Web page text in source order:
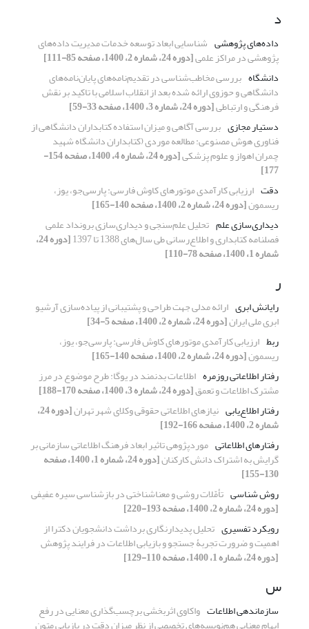
د
داده‌های پژوهشی شناسایی ابعاد توسعه خدمات مدیریت داده‌های
پژوهشی در مراکز علمی[دوره 24، شماره 2، 1400، صفحه 85-111]
دانشگاه بررسی مخاطب‌شناسی در تقدیم‌نامه‌های پایان‌نامه‌های
دانشگاهی و حوزوی ارائه شده بعد از انقلاب اسلامی با تاکید بر نقش
فرهنگی و ارتباطی[دوره 24، شماره 3، 1400، صفحه 33-59]
دستیار مجازی بررسی آگاهی و میزان استفاده کتابداران دانشگاهی از
فناوری هوش مصنوعی: مطالعه موردی (کتابداران دانشگاه شهید
چمران اهواز و علوم پزشکی [دوره 24، شماره 4، 1400، صفحه 154-
177]
دقت ارزیابی کارآمدی موتورهای کاوش فارسی: پارسی‌جو، یوز،
ریسمون[دوره 24، شماره 2، 1400، صفحه 140-165]
دیداری‌سازی علم تحلیل علم‌سنجی و دیداری‌سازی برونداد علمی
فصلنامه کتابداری و اطلاع‌رسانی طی سال‌های 1388 تا 1397 [دوره 24،
شماره 1، 1400، صفحه 78-110]
ر
رایانش ابری ارائه مدلی جهت طراحی و پشتیبانی از پیاده‌سازی آرشیو
ابری ملی ایران[دوره 24، شماره 2، 1400، صفحه 5-34]
ربط ارزیابی کارآمدی موتورهای کاوش فارسی: پارسی‌جو، یوز،
ریسمون[دوره 24، شماره 2، 1400، صفحه 140-165]
رفتار اطلاعاتی روزمره اطلاعات بدنمند در یوگا: طرح موضوع در مرز
مشترک اطلاعات و تعمق[دوره 24، شماره 3، 1400، صفحه 170-188]
رفتار اطلاع‌یابی نیازهای اطلاعاتی حقوقی وکلای شهر تهران [دوره 24،
شماره 2، 1400، صفحه 166-192]
رفتارهای اطلاعاتی موردپژوهی تاثیر ابعاد فرهنگ اطلاعاتی سازمانی بر
گرایش به اشتراک دانش کارکنان [دوره 24، شماره 1، 1400، صفحه
130-155]
روش شناسی تأمّلات روشی و معناشناختی در بازشناسی سیره عفیفی
[دوره 24، شماره 2، 1400، صفحه 193-220]
رویکرد تفسیری تحلیل پدیدارنگاری برداشت دانشجویان دکترا از
اهمیت و ضرورت تجربۀ جستجو و بازیابی اطلاعات در فرایند پژوهش
[دوره 24، شماره 1، 1400، صفحه 110-129]
س
سازماندهی اطلاعات واکاوی اثربخشی برچسب‌گذاری معنایی در رفع
ابهام معنایی هم‌نویسه‌های تخصصی از نظر میزان دقت در بازیابی متون